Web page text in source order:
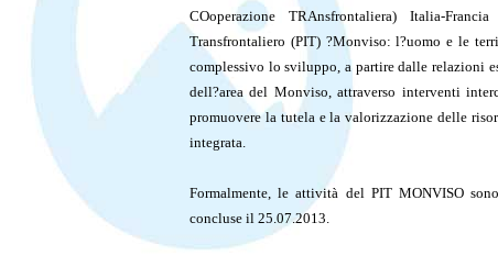
COoperazione TRAnsfrontaliera) Italia-
Transfrontaliero (PIT) ?Monviso: l?uomo e le
complessivo lo sviluppo, a partire dalle relazioni
dell?area del Monviso, attraverso interventi
promuovere la tutela e la valorizzazione delle
integrata.
Formalmente, le attività del PIT MONVISO
concluse il 25.07.2013.